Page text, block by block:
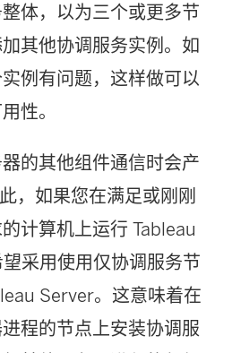
打
开
)
体，以为三个或更多节
其他协调服务实例。如
例有问题，这样做可以
性。
的其他组件通信时会产
，如果您在满足或刚刚
计算机上运行 Tableau
采用使用仅协调服务节
Server。这意味着在
程的节点上安装协调服